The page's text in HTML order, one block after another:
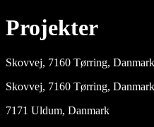
Projekter
Skovvej, 7160 Tørring, Danmark
Skovvej, 7160 Tørring, Danmark
7171 Uldum, Danmark